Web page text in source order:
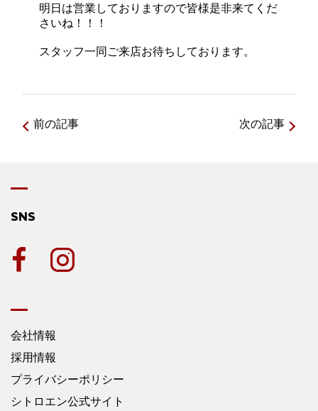
明日は営業しておりますので皆様是非来てくだ
さいね！！！
スタッフ一同ご来店お待ちしております。
前の記事 次の記事
SNS
会社情報
採用情報
プライバシーポリシー
シトロエン公式サイト